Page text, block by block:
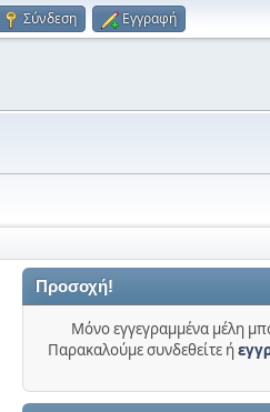
Σύνδεση Εγγραφή
Προσοχή!
Μόνο εγγεγραμμένα μέλη
Παρακαλούμε συνδεθείτε ή